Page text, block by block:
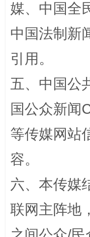
扯下公款旅游
媒、中国全
中国法制新
引用。
五、中国公
国公众新闻
等传媒网站
容。
六、本传媒
联网主阵地